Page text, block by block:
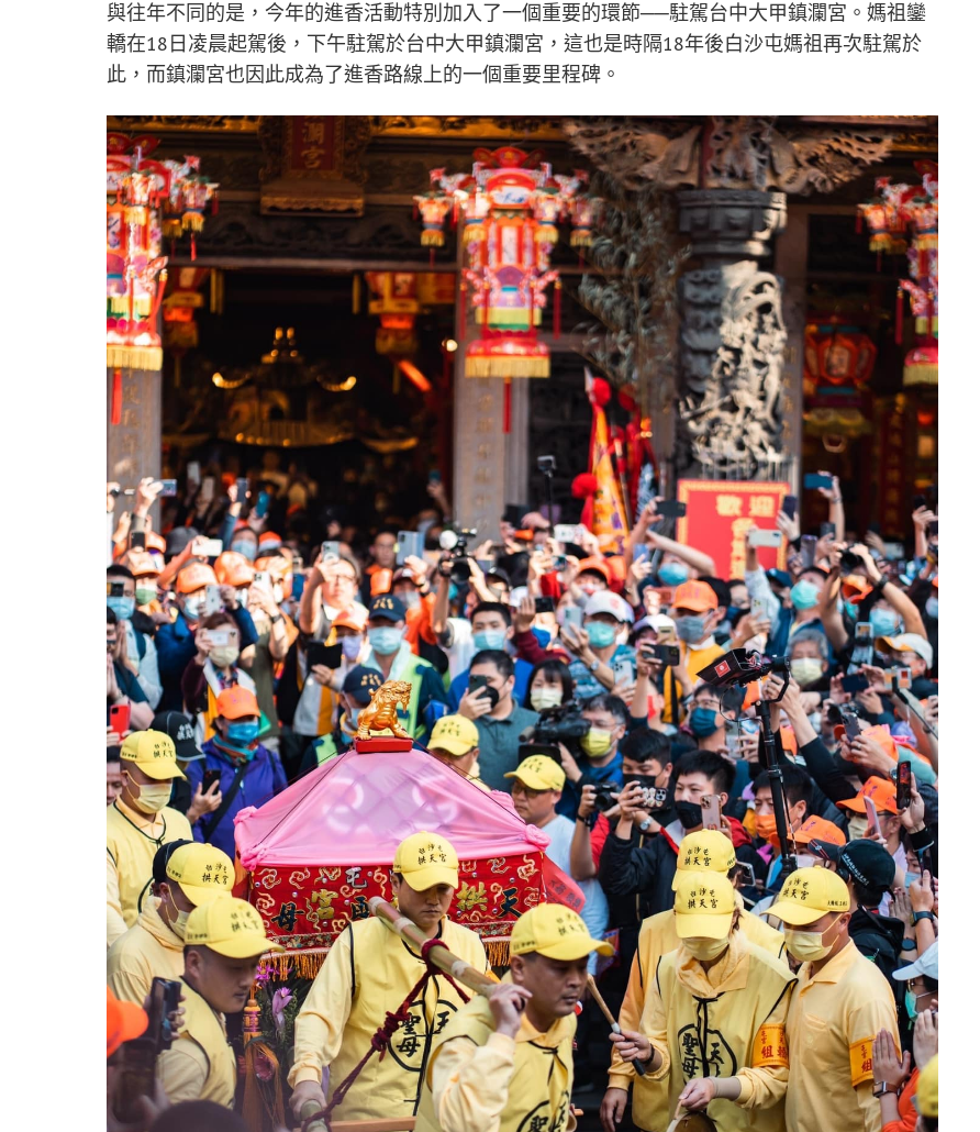
與往年不同的是，今年的進香活動特別加入了一個重要的環節──駐駕台中大甲鎮瀾宮。媽祖鑾
轎在18日凌晨起駕後，下午駐駕於台中大甲鎮瀾宮，這也是時隔18年後白沙屯媽祖再次駐駕於
此，而鎮瀾宮也因此成為了進香路線上的一個重要里程碑。